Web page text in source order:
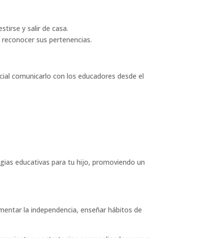
y salir de casa.
sus pertenencias.
comunicarlo con los educadores desde el
educativas para tu hijo, promoviendo un
la independencia, enseñar hábitos de